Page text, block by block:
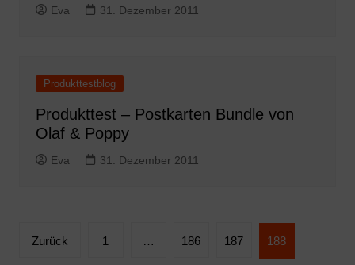
Eva 31. Dezember 2011
Produkttestblog
Produkttest – Postkarten Bundle von
Olaf & Poppy
Eva 31. Dezember 2011
Seitennummerierung
Zurück 1 … 186 187 188